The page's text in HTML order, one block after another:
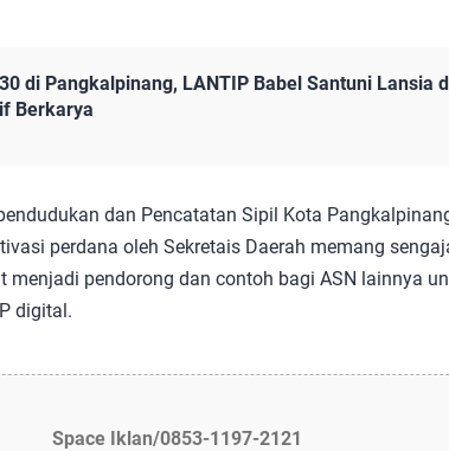
di Pangkalpinang, LANTIP Babel Santuni Lansia
Berkarya
dan Pencatatan Sipil Kota
perdana oleh Sekretais Daerah memang
menjadi pendorong dan contoh bagi ASN lainnya
digital.
Space Iklan/0853-1197-2121